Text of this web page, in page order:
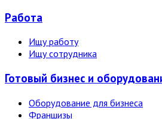
Работа
Ищу работу
Ищу сотрудника
Готовый бизнес и
Оборудование для бизнеса
Франшизы